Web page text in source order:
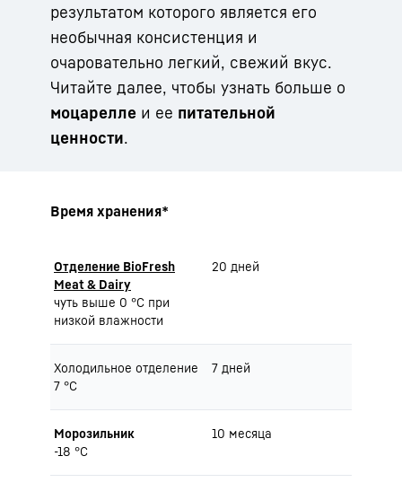
результатом которого является его
необычная консистенция и
очаровательно легкий, свежий вкус.
Читайте далее, чтобы узнать больше о
моцарелле и ее питательной
ценности.
Время хранения*
Отделение BioFresh
Meat & Dairy
чуть выше 0 °C при
низкой влажности
20 дней
Холодильное отделение
7 °C
7 дней
Морозильник
-18 °C
10 месяца